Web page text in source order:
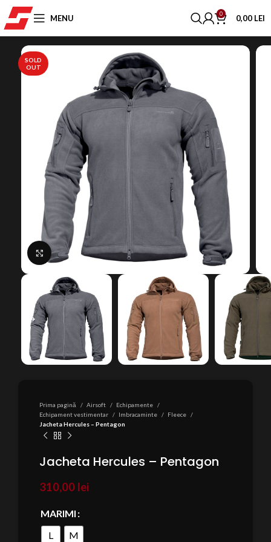
MENU 0 0,00 LEI
SOLD
OUT
Click to enlarge
Prima pagină Airsoft
Echipamente
Echipament vestimentar
Imbracaminte
Fleece
Jacheta Hercules – Pentagon
Jacheta Hercules – Pentagon
310,00 lei
MARIMI
L
M